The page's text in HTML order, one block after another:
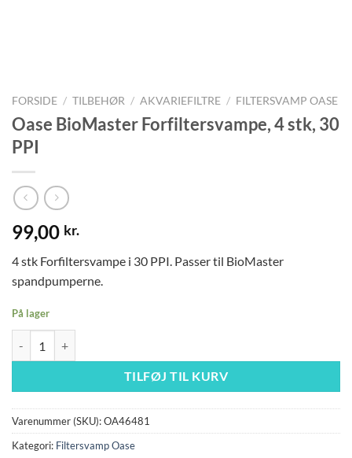
FORSIDE / TILBEHØR / AKVARIEFILTRE / FILTERSVAMP OASE
Oase BioMaster Forfiltersvampe, 4 stk, 30
PPI
99,00 kr.
4 stk Forfiltersvampe i 30 PPI. Passer til BioMaster
spandpumperne.
På lager
TILFØJ TIL KURV
Varenummer (SKU):OA46481
Kategori: Filtersvamp Oase